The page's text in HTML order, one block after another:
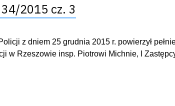
2015 cz. 3
z dniem 25 grudnia 2015 r. powierzył
w Rzeszowie insp. Piotrowi Michnie, I